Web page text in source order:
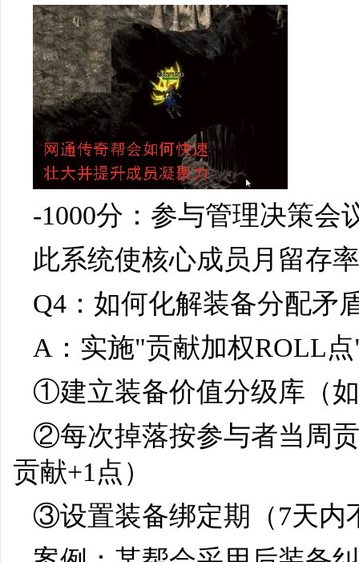
-1000分：参与管理决策会
此系统使核心成员月留存
Q4：如何化解装备分配矛
A：实施"贡献加权ROLL
①建立装备价值分级库（
②每次掉落按参与者当周
贡献+1点）
③设置装备绑定期（7天内